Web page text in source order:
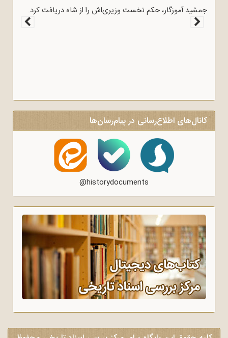
جمشید آموزگار، حکم نخست وزیری‌اش را از شاه دریافت کرد.
کانال‌های اطلاع‌رسانی در پیام‌رسان‌ها
@historydocuments